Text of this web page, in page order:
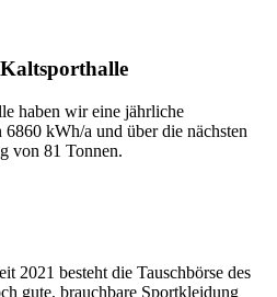
haben wir eine jährliche
kWh/a und über die nächsten
von 81 Tonnen.
2021 besteht die Tauschbörse des
gute, brauchbare Sportkleidung